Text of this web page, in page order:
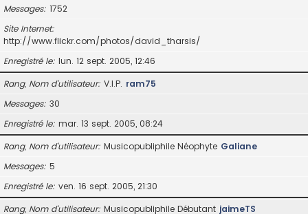
Messages 1752
Site Internet
http://www.flickr.com/photos/david_tharsis/
Enregistré le lun. 12 sept. 2005, 12:46
Rang, Nom d’utilisateur V.I.P. ram75
Messages 30
Enregistré le mar. 13 sept. 2005, 08:24
Rang, Nom d’utilisateur Musicopubliphile Néophyte Galiane
Messages 5
Enregistré le ven. 16 sept. 2005, 21:30
Rang, Nom d’utilisateur Musicopubliphile Débutant jaimeTS